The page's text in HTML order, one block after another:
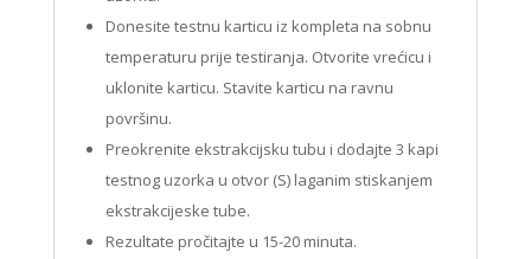
Donesite testnu karticu iz kompleta na sobnu
temperaturu prije testiranja. Otvorite vrećicu i
uklonite karticu. Stavite karticu na ravnu
površinu.
Preokrenite ekstrakcijsku tubu i dodajte 3 kapi
testnog uzorka u otvor (S) laganim stiskanjem
ekstrakcijeske tube.
Rezultate pročitajte u 15-20 minuta.